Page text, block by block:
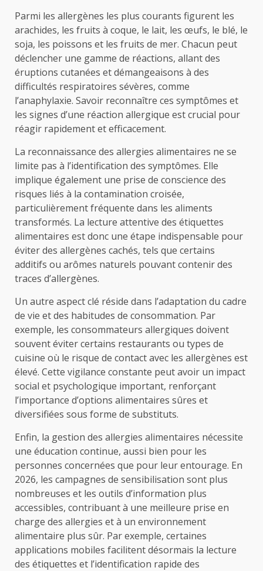
Parmi les allergènes les plus courants figurent les
arachides, les fruits à coque, le lait, les œufs, le blé, le
soja, les poissons et les fruits de mer. Chacun peut
déclencher une gamme de réactions, allant des
éruptions cutanées et démangeaisons à des
difficultés respiratoires sévères, comme
l’anaphylaxie. Savoir reconnaître ces symptômes et
les signes d’une réaction allergique est crucial pour
réagir rapidement et efficacement.
La reconnaissance des allergies alimentaires ne se
limite pas à l’identification des symptômes. Elle
implique également une prise de conscience des
risques liés à la contamination croisée,
particulièrement fréquente dans les aliments
transformés. La lecture attentive des étiquettes
alimentaires est donc une étape indispensable pour
éviter des allergènes cachés, tels que certains
additifs ou arômes naturels pouvant contenir des
traces d’allergènes.
Un autre aspect clé réside dans l’adaptation du cadre
de vie et des habitudes de consommation. Par
exemple, les consommateurs allergiques doivent
souvent éviter certains restaurants ou types de
cuisine où le risque de contact avec les allergènes est
élevé. Cette vigilance constante peut avoir un impact
social et psychologique important, renforçant
l’importance d’options alimentaires sûres et
diversifiées sous forme de substituts.
Enfin, la gestion des allergies alimentaires nécessite
une éducation continue, aussi bien pour les
personnes concernées que pour leur entourage. En
2026, les campagnes de sensibilisation sont plus
nombreuses et les outils d’information plus
accessibles, contribuant à une meilleure prise en
charge des allergies et à un environnement
alimentaire plus sûr. Par exemple, certaines
applications mobiles facilitent désormais la lecture
des étiquettes et l’identification rapide des